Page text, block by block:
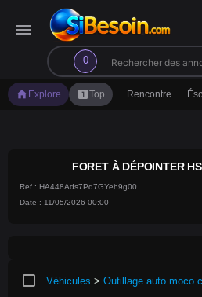
menu
0
search
home Explore looks_oneTop Rencontre
FORET À DÉPOINTER
Ref : HA448Ads7Pq7GYeh9g00
Date : 11/05/2026 00:00
crop_square Véhicules > Outillage auto moco